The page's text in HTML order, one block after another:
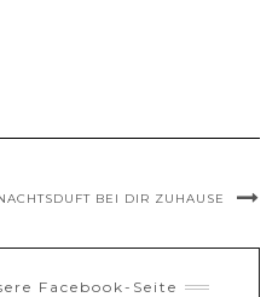
BEI DIR ZUHAUSE
Facebook-Seite